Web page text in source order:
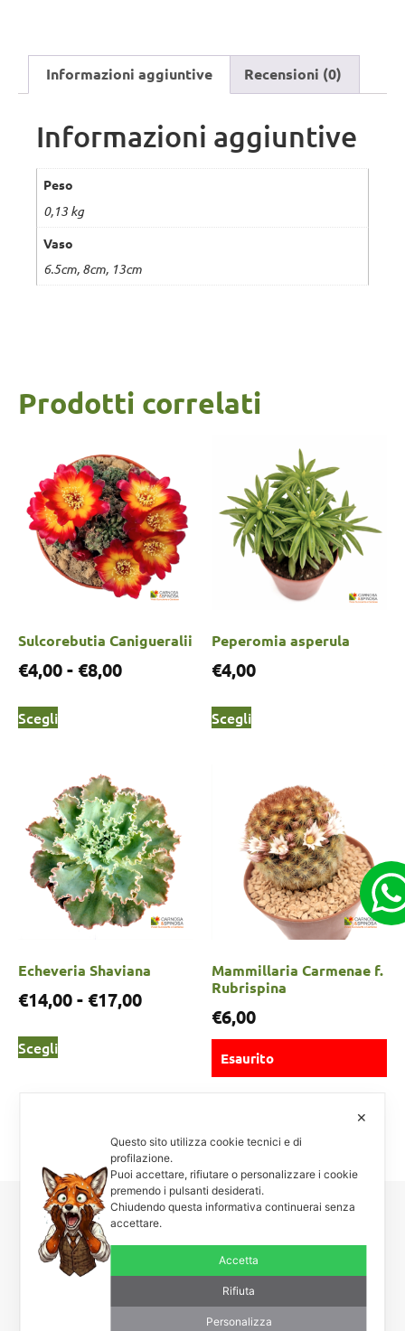
Informazioni aggiuntive Recensioni (0)
Informazioni aggiuntive
Peso
0,13 kg
Vaso
6.5cm, 8cm, 13cm
Prodotti correlati
Sulcorebutia Canigueralii
€4,00- €8,00
Scegli
Peperomia asperula
€4,00
Scegli
Echeveria Shaviana
€14,00- €17,00
Scegli
Mammillaria Carmenae f.
Rubrispina
€6,00
Esaurito
Carnosa & Spinosa
Piante grasse, succulente e cactacee – Via Teodora Bresciani, 40 –
25080 Manerba BS – P.I. 04796900985 – Tel/Fax +39 0365
654261
✕
Questo sito utilizza cookie tecnici e di
profilazione.
Puoi accettare, rifiutare o personalizzare i cookie
premendo i pulsanti desiderati.
Chiudendo questa informativa continuerai senza
accettare.
Accetta
Rifiuta
Personalizza